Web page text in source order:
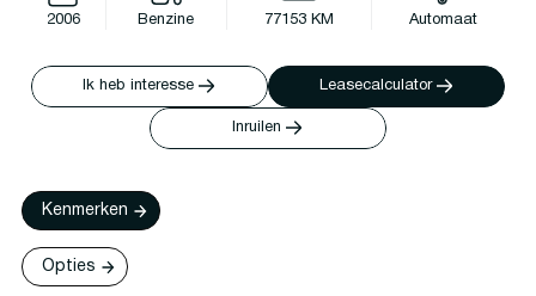
2006 Benzine 77153 KM Automaat
Ik heb interesse Leasecalculator
Inruilen
Kenmerken
Opties